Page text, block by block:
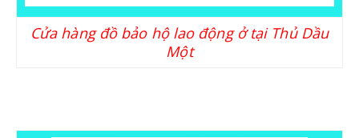
Cửa hàng đồ bảo hộ lao động ở tại Thủ Dầu
Một